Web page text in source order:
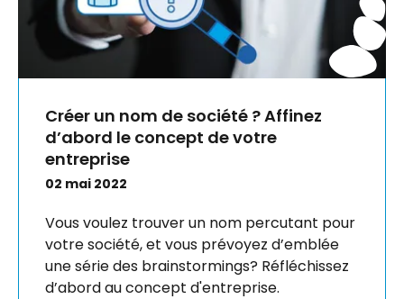
Créer un nom de société ? Affinez
d’abord le concept de votre
entreprise
02 mai 2022
Vous voulez trouver un nom percutant pour
votre société, et vous prévoyez d’emblée
une série des brainstormings? Réfléchissez
d’abord au concept d'entreprise.